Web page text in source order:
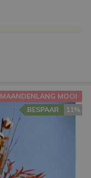
MAANDENLANG MOOI
11%
BESPAAR